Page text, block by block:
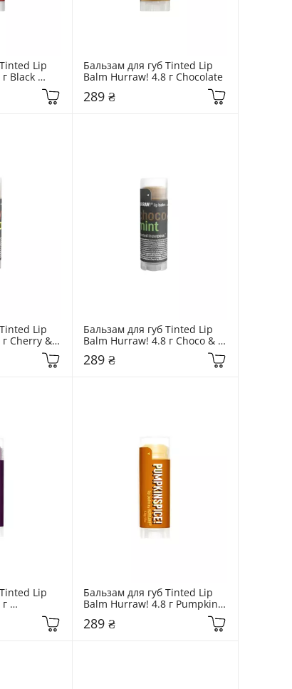
Lip
Black
Бальзам для губ Tinted Lip
Balm Hurraw! 4.8 г Chocolate
289 ₴
Lip
Cherry &
Бальзам для губ Tinted Lip
Balm Hurraw! 4.8 г Choco &
289 ₴
Lip
Бальзам для губ Tinted Lip
Balm Hurraw! 4.8 г Pumpkin
289 ₴